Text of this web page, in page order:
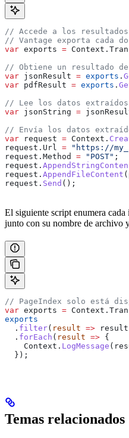
// Accede a los
// Vantage exporta cada
var exports = Context .
// Obtiene un resultado
var jsonResult = exports .
var pdfResult = exports .
// Lee los datos extraídos
var jsonString =
// Envía los datos
var request = Context .
request . Url = "https://
request . Method = "POST" ;
request .
request . AppendFileContent (
request . Send ();
El siguiente script enumera
junto con su nombre de archivo
// PageIndex solo está
var exports = Context .
exports
  .
filter( result => result
  .
forEach ( result => {
    Context
. LogMessage (
  });
Temas relacionados